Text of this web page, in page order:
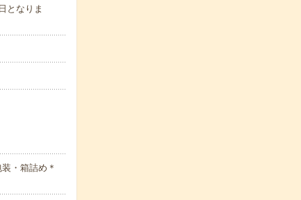
となりま
・箱詰め＊